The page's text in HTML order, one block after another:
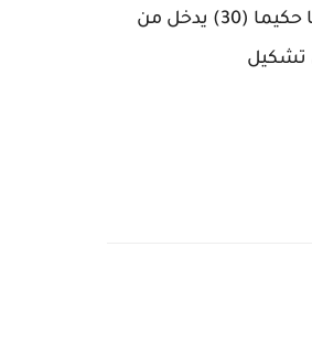
تذكرة فمن شاء اتخذ إلى ربه سبيلا (29) وما تشاءون إلا أن يشاء الله إن الله كان عليما حكيما (30) يدخل من